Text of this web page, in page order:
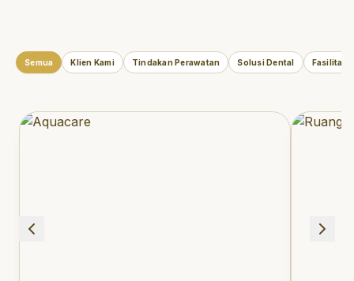
Semua Klien Kami Tindakan Perawatan Solusi Dental Fasilitas